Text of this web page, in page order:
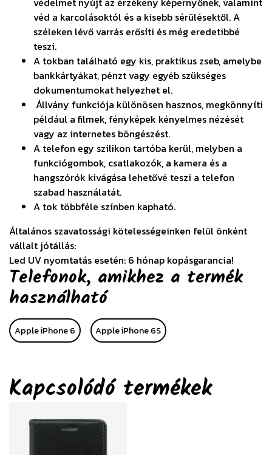
véd a karcolásoktól és a kisebb sérülésektől. A
széleken lévő varrás erősíti és még eredetibbé
teszi.
A tokban található egy kis, praktikus zseb, amelybe
bankkártyákat, pénzt vagy egyéb szükséges
dokumentumokat helyezhet el.
Állvány funkciója különösen hasznos, megkönnyíti
például a filmek, fényképek kényelmes nézését
vagy az internetes böngészést.
A telefon egy szilikon tartóba kerül, melyben a
funkciógombok, csatlakozók, a kamera és a
hangszórók kivágása lehetővé teszi a telefon
szabad használatát.
A tok többféle színben kapható.
Általános szavatossági kötelességeinken felül önként
vállalt jótállás:
Led UV nyomtatás esetén: 6 hónap kopásgarancia!
Telefonok, amikhez a termék
használható
Apple iPhone 6 Apple iPhone 6S
Kapcsolódó termékek